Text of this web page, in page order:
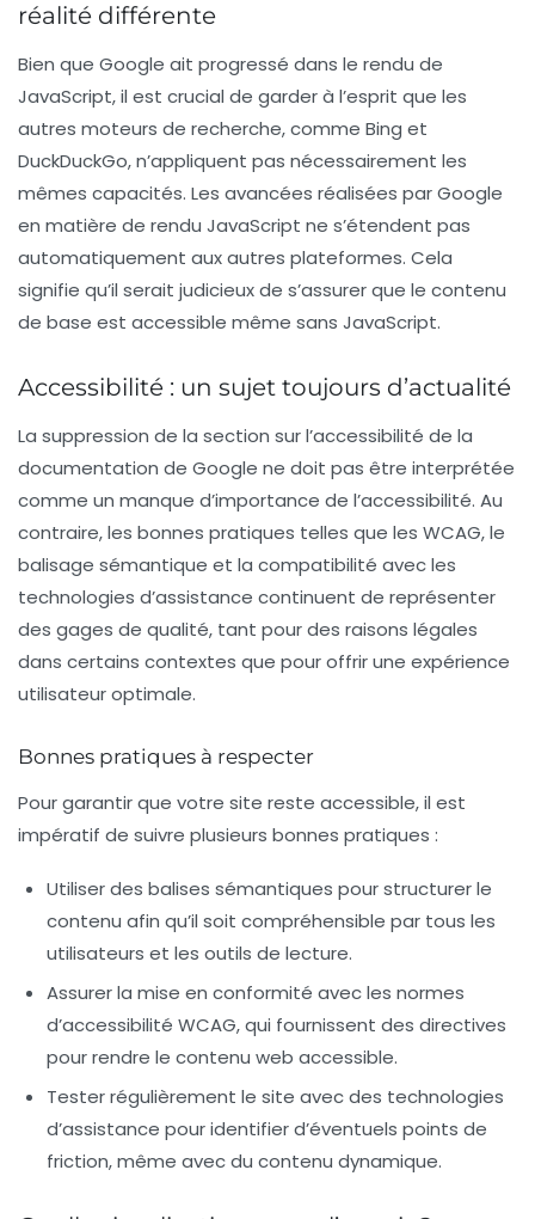
réalité différente
Bien que Google ait progressé dans le rendu de
JavaScript, il est crucial de garder à l’esprit que les
autres moteurs de recherche, comme Bing et
DuckDuckGo, n’appliquent pas nécessairement les
mêmes capacités. Les avancées réalisées par Google
en matière de rendu JavaScript ne s’étendent pas
automatiquement aux autres plateformes. Cela
signifie qu’il serait judicieux de s’assurer que le contenu
de base est accessible même sans JavaScript.
Accessibilité : un sujet toujours d’actualité
La suppression de la section sur l’accessibilité de la
documentation de Google ne doit pas être interprétée
comme un manque d’importance de l’accessibilité. Au
contraire, les bonnes pratiques telles que les WCAG, le
balisage sémantique et la compatibilité avec les
technologies d’assistance continuent de représenter
des gages de qualité, tant pour des raisons légales
dans certains contextes que pour offrir une expérience
utilisateur optimale.
Bonnes pratiques à respecter
Pour garantir que votre site reste accessible, il est
impératif de suivre plusieurs bonnes pratiques :
Utiliser des balises sémantiques pour structurer le
contenu afin qu’il soit compréhensible par tous les
utilisateurs et les outils de lecture.
Assurer la mise en conformité avec les normes
d’accessibilité WCAG, qui fournissent des directives
pour rendre le contenu web accessible.
Tester régulièrement le site avec des technologies
d’assistance pour identifier d’éventuels points de
friction, même avec du contenu dynamique.